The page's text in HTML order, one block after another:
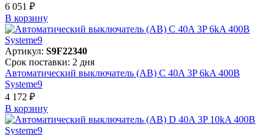
6 051 ₽
В корзинy
Артикул: S9F22340
Срок поставки: 2 дня
Автоматический выключатель (АВ) C 40A 3P 6kA 400В
Systeme9
4 172 ₽
В корзинy